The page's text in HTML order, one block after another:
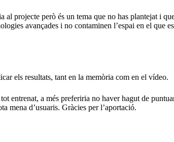
projecte però és un tema que no has plantejat i
avançades i no contaminen l’espai en el que
els resultats, tant en la memòria com en el vídeo.
entrenat, a més preferiria no haver hagut de
mena d’usuaris. Gràcies per l’aportació.